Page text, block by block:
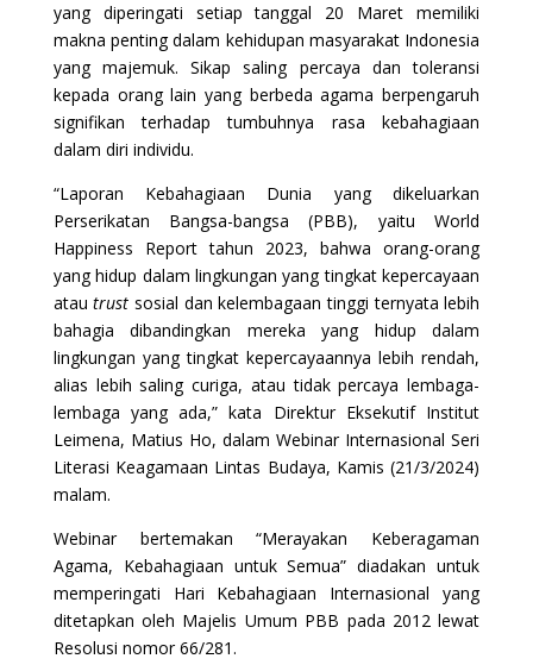
yang diperingati setiap tanggal 20 Maret memiliki
makna penting dalam kehidupan masyarakat Indonesia
yang majemuk. Sikap saling percaya dan toleransi
kepada orang lain yang berbeda agama berpengaruh
signifikan terhadap tumbuhnya rasa kebahagiaan
dalam diri individu.
“Laporan Kebahagiaan Dunia yang dikeluarkan
Perserikatan Bangsa-bangsa (PBB), yaitu World
Happiness Report tahun 2023, bahwa orang-orang
yang hidup dalam lingkungan yang tingkat kepercayaan
atau trust sosial dan kelembagaan tinggi ternyata lebih
bahagia dibandingkan mereka yang hidup dalam
lingkungan yang tingkat kepercayaannya lebih rendah,
alias lebih saling curiga, atau tidak percaya lembaga-
lembaga yang ada,” kata Direktur Eksekutif Institut
Leimena, Matius Ho, dalam Webinar Internasional Seri
Literasi Keagamaan Lintas Budaya, Kamis (21/3/2024)
malam.
Webinar bertemakan “Merayakan Keberagaman
Agama, Kebahagiaan untuk Semua” diadakan untuk
memperingati Hari Kebahagiaan Internasional yang
ditetapkan oleh Majelis Umum PBB pada 2012 lewat
Resolusi nomor 66/281.